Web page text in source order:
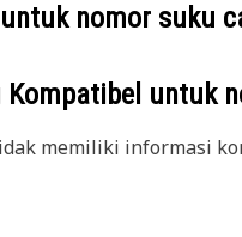
nomor suku
Kompatibel untuk
memiliki informasi